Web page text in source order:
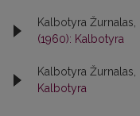
Kalbotyra Žurnalas,
(1960): Kalbotyra
Kalbotyra Žurnalas,
Kalbotyra